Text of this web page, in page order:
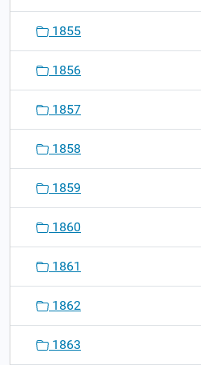
1855
1856
1857
1858
1859
1860
1861
1862
1863